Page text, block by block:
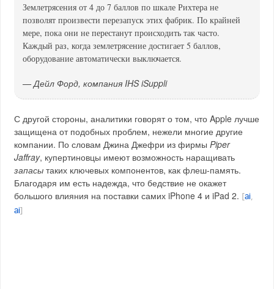
Землетрясения от 4 до 7 баллов по шкале Рихтера не
позволят произвести перезапуск этих фабрик. По крайней
мере, пока они не перестанут происходить так часто.
Каждый раз, когда землетрясение достигает 5 баллов,
оборудование автоматически выключается.
— Дейл Форд, компания IHS iSuppli
С другой стороны, аналитики говорят о том, что Apple лучше
защищена от подобных проблем, нежели многие другие
компании. По словам Джина Джефри из фирмыPiper
Jaffray, купертиновцы имеют возможность наращивать
запасы таких ключевых компонентов, как флеш-память.
Благодаря им есть надежда, что бедствие не окажет
большого влияния на поставки самих iPhone 4 и iPad 2.
[ai,
ai